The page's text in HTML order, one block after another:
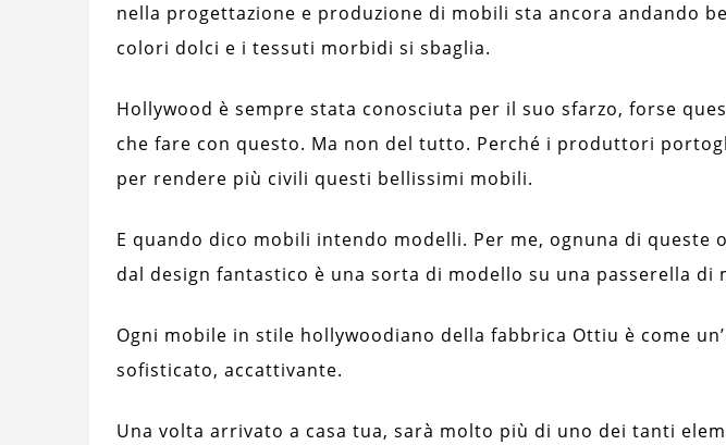
nella progettazione e produzione di mobili sta ancora andando
colori dolci e i tessuti morbidi si sbaglia.
Hollywood è sempre stata conosciuta per il suo sfarzo, forse
che fare con questo. Ma non del tutto. Perché i produttori
per rendere più civili questi bellissimi mobili.
E quando dico mobili intendo modelli. Per me, ognuna di queste
dal design fantastico è una sorta di modello su una passerella di
Ogni mobile in stile hollywoodiano della fabbrica Ottiu è come
sofisticato, accattivante.
Una volta arrivato a casa tua, sarà molto più di uno dei tanti